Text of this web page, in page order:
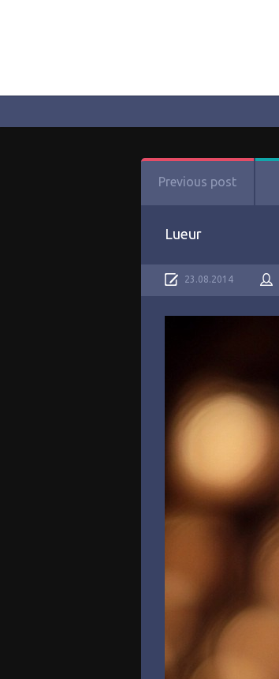
Previous post
Lueur
23.08.2014